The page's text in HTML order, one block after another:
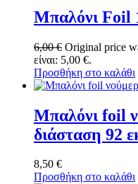
Μπαλόνι Foil
6,00€ Original price
είναι: 5,00 €.
Προσθήκη στο καλάθι
Μπαλόνι foil
διάσταση 92
8,50 €
Προσθήκη στο καλάθι